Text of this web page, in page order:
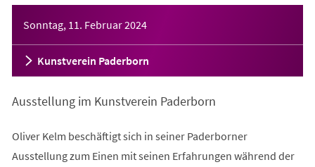
Sonntag, 11. Februar 2024
Kunstverein Paderborn
Ausstellung im Kunstverein Paderborn
Oliver Kelm beschäftigt sich in seiner Paderborner
Ausstellung zum Einen mit seinen Erfahrungen während der